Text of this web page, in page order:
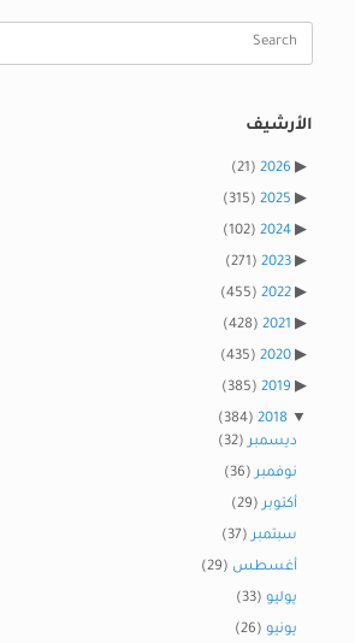
Search
الأرشيف
2026
(21)
2025
(315)
2024
(102)
2023
(271)
2022
(455)
2021
(428)
2020
(435)
2019
(385)
2018
(384)
ديسمبر(32)
نوفمبر(36)
أكتوبر(29)
سبتمبر(37)
أغسطس (29)
يوليو (33)
يونيو (26)